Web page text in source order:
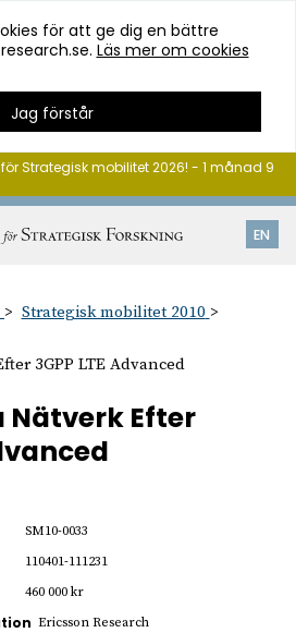
för att ge dig en bättre
Läs mer om cookies
Jag förstår
EN
Strategisk mobilitet 2026! - 1 månad 9
Strategisk mobilitet 2010
3GPP LTE Advanced
Nätverk Efter
SM10-0033
110401-111231
460 000 kr
Ericsson Research